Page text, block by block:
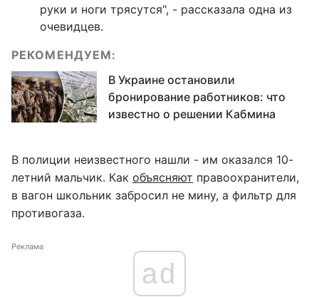
руки и ноги трясутся", - рассказала одна из
очевидцев.
РЕКОМЕНДУЕМ:
В Украине остановили
бронирование работников: что
известно о решении Кабмина
В полиции неизвестного нашли - им оказался 10-
летний мальчик. Как объясняют правоохранители,
в вагон школьник забросил не мину, а фильтр для
противогаза.
Реклама
ad